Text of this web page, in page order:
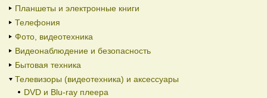
Планшеты и электронные книги
Телефония
Фото, видеотехника
Видеонаблюдение и безопасность
Бытовая техника
Телевизоры (видеотехника) и аксессуары
DVD и Blu-ray плеера